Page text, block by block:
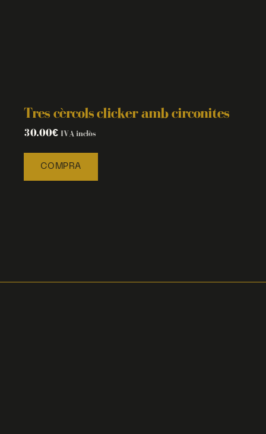
Tres cèrcols clicker amb circonites
30.00€ IVA inclòs
COMPRA